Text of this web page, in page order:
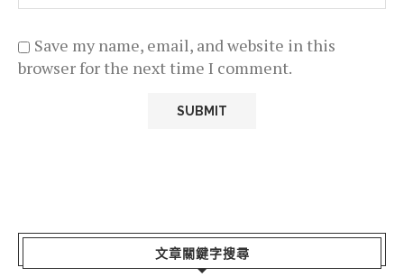
Save my name, email, and website in this
browser for the next time I comment.
文章關鍵字搜尋